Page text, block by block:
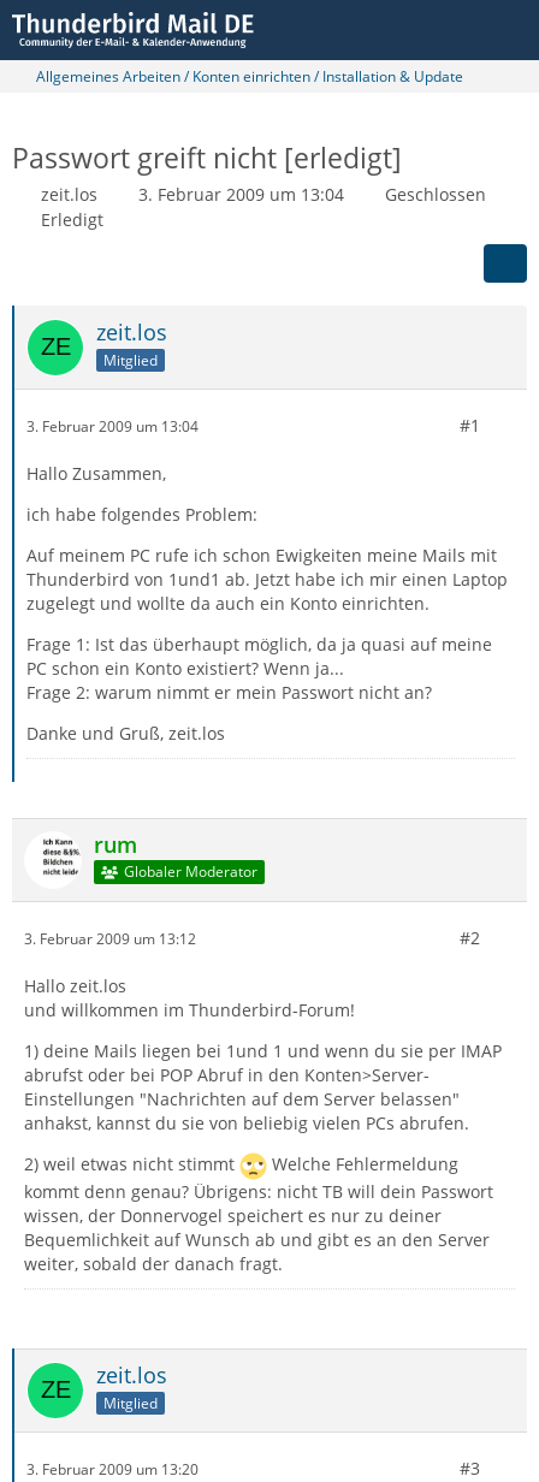
Allgemeines Arbeiten / Konten einrichten / Installation & Update
Passwort greift nicht [erledigt]
zeit.los 3. Februar 2009 um 13:04
Geschlossen
Erledigt
zeit.los
Mitglied
3. Februar 2009 um 13:04 #1
Hallo Zusammen,
ich habe folgendes Problem:
Auf meinem PC rufe ich schon Ewigkeiten meine Mails mit
Thunderbird von 1und1 ab. Jetzt habe ich mir einen Laptop
zugelegt und wollte da auch ein Konto einrichten.
Frage 1: Ist das überhaupt möglich, da ja quasi auf meine
PC schon ein Konto existiert? Wenn ja...
Frage 2: warum nimmt er mein Passwort nicht an?
Danke und Gruß, zeit.los
rum
Globaler Moderator
3. Februar 2009 um 13:12 #2
Hallo zeit.los
und willkommen im Thunderbird-Forum!
1) deine Mails liegen bei 1und 1 und wenn du sie per IMAP
abrufst oder bei POP Abruf in den Konten>Server-
Einstellungen "Nachrichten auf dem Server belassen"
anhakst, kannst du sie von beliebig vielen PCs abrufen.
2) weil etwas nicht stimmt
Welche Fehlermeldung
kommt denn genau? Übrigens: nicht TB will dein Passwort
wissen, der Donnervogel speichert es nur zu deiner
Bequemlichkeit auf Wunsch ab und gibt es an den Server
weiter, sobald der danach fragt.
zeit.los
Mitglied
3. Februar 2009 um 13:20 #3